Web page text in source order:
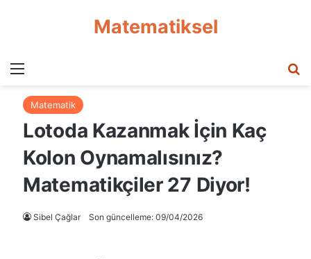
Menü
Matematiksel
Matematik
Lotoda Kazanmak İçin Kaç
Kolon Oynamalısınız?
Matematikçiler 27 Diyor!
Sibel Çağlar Son güncelleme: 09/04/2026